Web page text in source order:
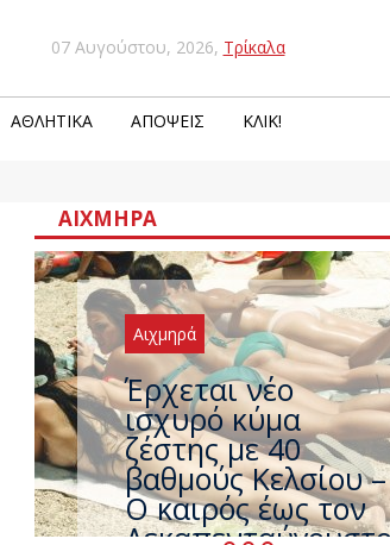
07 Αυγούστου, 2026, Τρίκαλα
ΑΘΛΗΤΙΚΆ ΑΠΌΨΕΙΣ ΚΛΙΚ!
ΑΙΧΜΗΡΆ
Αιχμηρά
Άφαντος ο
Τσίπρας… την ώρα
που η χώρα
καίγεται